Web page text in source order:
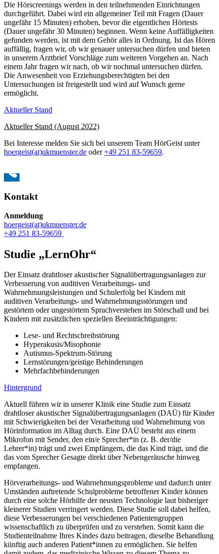
Die Hörscreenings werden in den teilnehmenden Einrichtungen
durchgeführt. Dabei wird ein allgemeiner Teil mit Fragen (Dauer
ungefähr 15 Minuten) erhoben, bevor die eigentlichen Hörtests
(Dauer ungefähr 30 Minuten) beginnen. Wenn keine Auffälligkeiten
gefunden werden, ist mit dem Gehör alles in Ordnung. Ist das Hören
auffällig, fragen wir, ob wir genauer untersuchen dürfen und bieten
in unserem Arztbrief Vorschläge zum weiteren Vorgehen an. Nach
einem Jahr fragen wir nach, ob wir nochmal untersuchen dürfen.
Die Anwesenheit von Erziehungsberechtigten bei den
Untersuchungen ist freigestellt und wird auf Wunsch gerne
ermöglicht.
Aktueller Stand
Aktueller Stand (August 2022)
Bei Interesse melden Sie sich bei unserem Team HörGeist unter
hoergeist(at)ukmuenster.de oder+49 251 83-59659.
Kontakt
Anmeldung
hoergeist(at)ukmuenster.de
+49 251 83-59659
Studie „LernOhr“
Der Einsatz drahtloser akustischer Signalübertragungsanlagen zur
Verbesserung von auditiven Verarbeitungs- und
Wahrnehmungsleistungen und Schulerfolg bei Kindern mit
auditiven Verarbeitungs- und Wahrnehmungsstörungen und
gestörtem oder ungestörtem Sprachverstehen im Störschall und bei
Kindern mit zusätzlichen speziellen Beeinträchtigungen:
Lese- und Rechtschreibstörung
Hyperakusis/Misophonie
Autismus-Spektrum-Störung
Lernstörungen/geistige Behinderungen
Mehrfachbehinderungen
Hintergrund
Aktuell führen wir in unserer Klinik eine Studie zum Einsatz
drahtloser akustischer Signalübertragungsanlagen (DAÜ) für Kinder
mit Schwierigkeiten bei der Verarbeitung und Wahrnehmung von
Hörinformation im Alltag durch. Eine DAÜ besteht aus einem
Mikrofon mit Sender, den ein/e Sprecher*in (z. B. der/die
Lehrer*in) trägt und zwei Empfängern, die das Kind trägt, und die
das vom Sprecher Gesagte direkt über Nebengeräusche hinweg
empfangen.
Hörverarbeitungs- und Wahrnehmungsprobleme und dadurch unter
Umständen auftretende Schulprobleme betroffener Kinder können
durch eine solche Hörhilfe der neusten Technologie laut bisheriger
kleinerer Studien verringert werden. Diese Studie soll dabei helfen,
diese Verbesserungen bei verschiedenen Patientengruppen
wissenschaftlich zu überprüfen und zu verstehen. Somit kann die
Studienteilnahme Ihres Kindes dazu beitragen, dieselbe Behandlung
künftig auch anderen Patient*innen zu ermöglichen. Sie helfen